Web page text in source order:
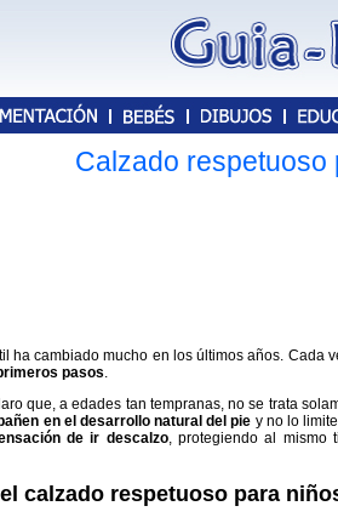
Calzado
ha cambiado mucho en los últimos años. Cada
pasos
que, a edades tan tempranas, no se trata
en el desarrollo natural del pie y no lo
de ir descalzo, protegiendo al mismo
calzado respetuoso para